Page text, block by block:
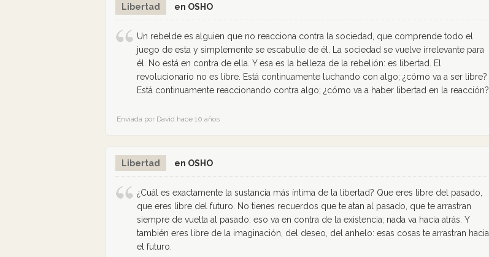
Libertad en OSHO
Un rebelde es alguien que no reacciona contra la sociedad, que comprende todo el
juego de esta y simplemente se escabulle de él. La sociedad se vuelve irrelevante para
él. No está en contra de ella. Y esa es la belleza de la rebelión: es libertad. El
revolucionario no es libre. Está continuamente luchando con algo; ¿cómo va a ser libre?
Está continuamente reaccionando contra algo; ¿cómo va a haber libertad en la reacción?
Enviada por David hace 10 años
Libertad en OSHO
¿Cuál es exactamente la sustancia más íntima de la libertad? Que eres libre del pasado,
que eres libre del futuro. No tienes recuerdos que te atan al pasado, que te arrastran
siempre de vuelta al pasado: eso va en contra de la existencia; nada va hacia atrás. Y
también eres libre de la imaginación, del deseo, del anhelo: esas cosas te arrastran hacia
el futuro.